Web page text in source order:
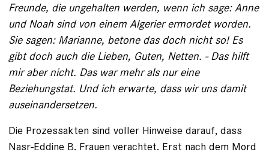
Freunde, die ungehalten werden, wenn ich sage: Anne
und Noah sind von einem ­Algerier ermordet worden.
Sie sagen: Marianne, betone das doch nicht so! Es
gibt doch auch die Lieben, Guten, Netten. - Das hilft
mir aber nicht. Das war mehr als nur eine
Beziehungstat. Und ich erwarte, dass wir uns damit
auseinandersetzen.
Die Prozessakten sind voller Hinweise darauf, dass
Nasr-­Eddine B. Frauen verachtet. Erst nach dem Mord